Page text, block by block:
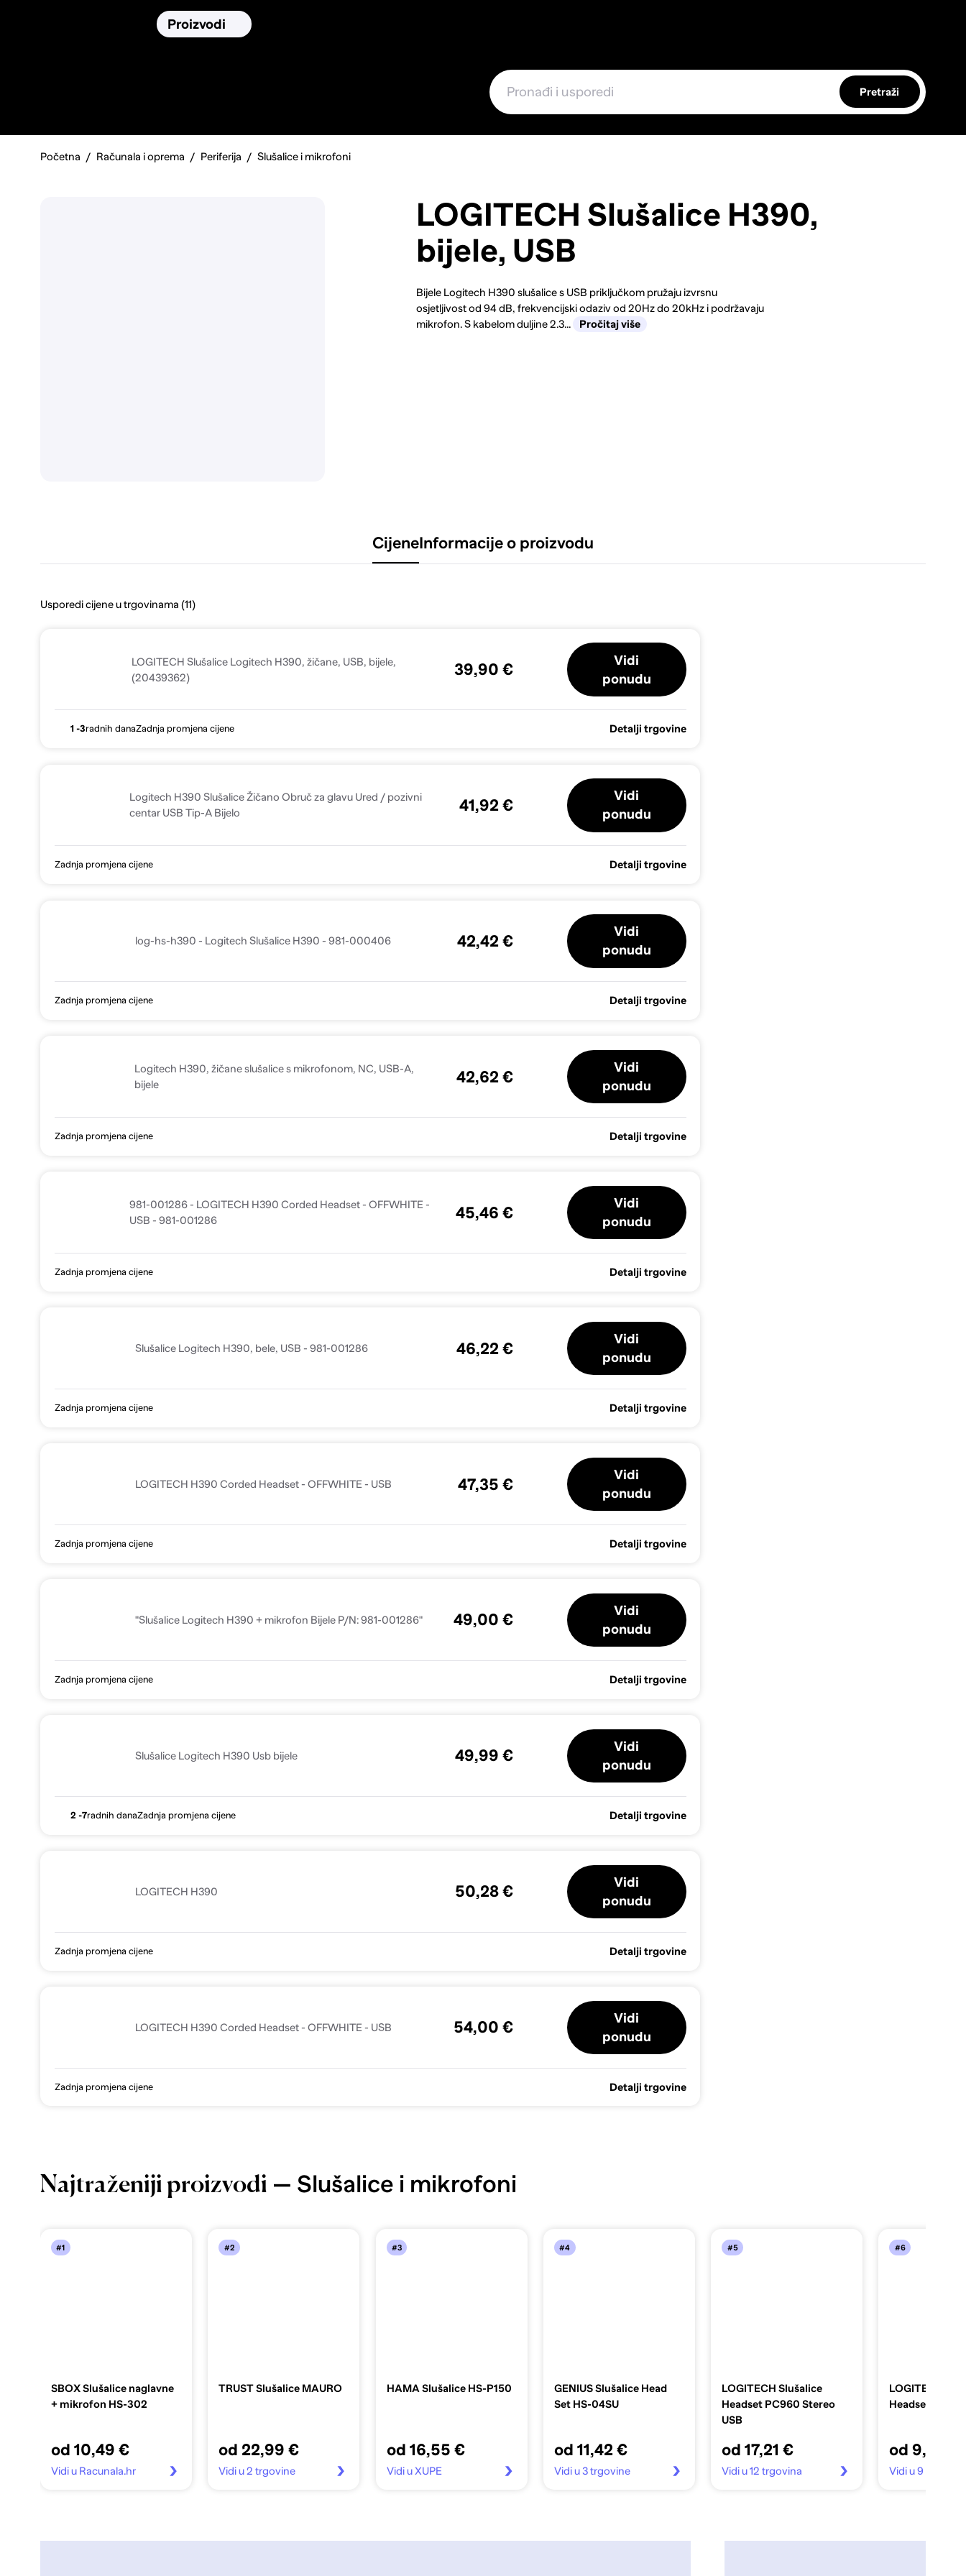
Proizvodi
Pretraži
Početna Računala i oprema Periferija Slušalice i mikrofoni
LOGITECH Slušalice H390,
bijele, USB
Bijele Logitech H390 slušalice s USB priključkom pružaju izvrsnu
osjetljivost od 94 dB, frekvencijski odaziv od 20Hz do 20kHz i podržavaju
mikrofon. S kabelom duljine 2.3...
Pročitaj više
CijeneInformacije o proizvodu
Usporedi cijene u trgovinama (11)
LOGITECH Slušalice Logitech H390, žičane, USB, bijele,
(20439362)
39,90 €
Vidi
ponudu
1 -3radnih danaZadnja promjena cijene Detalji trgovine
Logitech H390 Slušalice Žičano Obruč za glavu Ured / pozivni
centar USB Tip-A Bijelo
41,92 €
Vidi
ponudu
Zadnja promjena cijene Detalji trgovine
log-hs-h390 - Logitech Slušalice H390 - 981-000406 42,42 €
Vidi
ponudu
Zadnja promjena cijene Detalji trgovine
Logitech H390, žičane slušalice s mikrofonom, NC, USB-A,
bijele
42,62 €
Vidi
ponudu
Zadnja promjena cijene Detalji trgovine
981-001286 - LOGITECH H390 Corded Headset - OFFWHITE -
USB - 981-001286
45,46 €
Vidi
ponudu
Zadnja promjena cijene Detalji trgovine
Slušalice Logitech H390, bele, USB - 981-001286 46,22 €
Vidi
ponudu
Zadnja promjena cijene Detalji trgovine
LOGITECH H390 Corded Headset - OFFWHITE - USB 47,35 €
Vidi
ponudu
Zadnja promjena cijene Detalji trgovine
"Slušalice Logitech H390 + mikrofon Bijele P/N: 981-001286" 49,00 €
Vidi
ponudu
Zadnja promjena cijene Detalji trgovine
Slušalice Logitech H390 Usb bijele 49,99 €
Vidi
ponudu
2 -7radnih danaZadnja promjena cijene Detalji trgovine
LOGITECH H390 50,28 €
Vidi
ponudu
Zadnja promjena cijene Detalji trgovine
LOGITECH H390 Corded Headset - OFFWHITE - USB 54,00 €
Vidi
ponudu
Zadnja promjena cijene Detalji trgovine
Najtraženiji proizvodi — Slušalice i mikrofoni
#1
SBOX Slušalice naglavne
+ mikrofon HS-302
od 10,49 €
Vidi u Racunala.hr
#2
TRUST Slušalice MAURO
od 22,99 €
Vidi u 2 trgovine
#3
HAMA Slušalice HS-P150
od 16,55 €
Vidi u XUPE
#4
GENIUS Slušalice Head
Set HS-04SU
od 11,42 €
Vidi u 3 trgovine
#5
LOGITECH Slušalice
Headset PC960 Stereo
USB
od 17,21 €
Vidi u 12 trgovina
#6
LOGITECH
Headset H110,
od 9,18 €
Vidi u 9 trgovina